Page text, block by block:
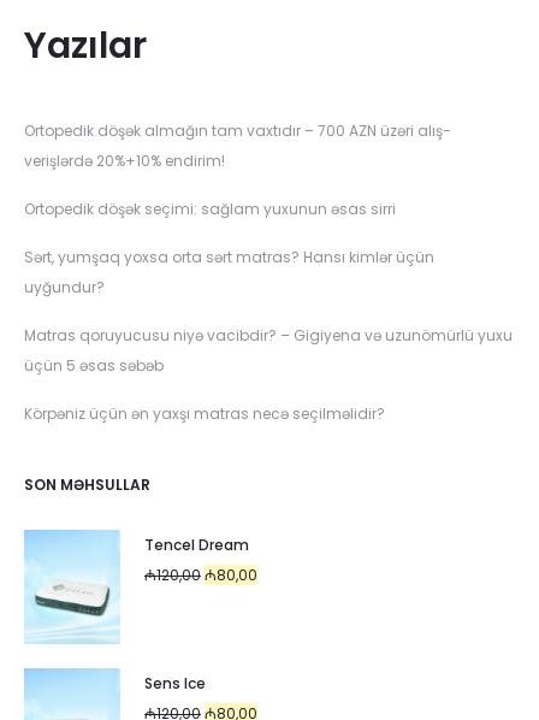
Yazılar
Ortopedik döşək almağın tam vaxtıdır – 700 AZN üzəri alış-
verişlərdə 20%+10% endirim!
Ortopedik döşək seçimi: sağlam yuxunun əsas sirri
Sərt, yumşaq yoxsa orta sərt matras? Hansı kimlər üçün
uyğundur?
Matras qoruyucusu niyə vacibdir? – Gigiyena və uzunömürlü yuxu
üçün 5 əsas səbəb
Körpəniz üçün ən yaxşı matras necə seçilməlidir?
SON MƏHSULLAR
Tencel Dream
₼120,00Original
₼80,00
Sens Ice
₼120,00Original
₼80,00